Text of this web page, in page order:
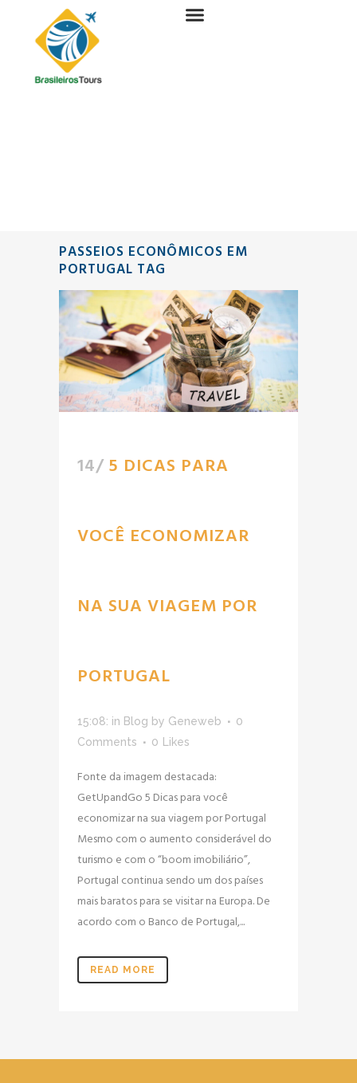
PASSEIOS ECONÔMICOS EM
PORTUGAL TAG
14/5 DICAS PARA
VOCÊ ECONOMIZAR
NA SUA VIAGEM POR
PORTUGAL
15:08: in Blog by Geneweb
0
Comments
0 Likes
Fonte da imagem destacada:
GetUpandGo 5 Dicas para você
economizar na sua viagem por Portugal
Mesmo com o aumento considerável do
turismo e com o “boom imobiliário”,
Portugal continua sendo um dos países
mais baratos para se visitar na Europa. De
acordo com o Banco de Portugal,...
READ MORE